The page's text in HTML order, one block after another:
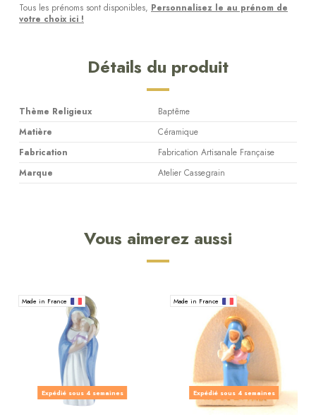
Tous les prénoms sont disponibles, Personnalisez le au prénom de
votre choix ici !
Détails du produit
Thème Religieux
Baptême
Matière
Céramique
Fabrication
Fabrication Artisanale Française
Marque
Atelier Cassegrain
Vous aimerez aussi
Made in France
Expédié sous 4 semaines
Made in France
Expédié sous 4 semaines